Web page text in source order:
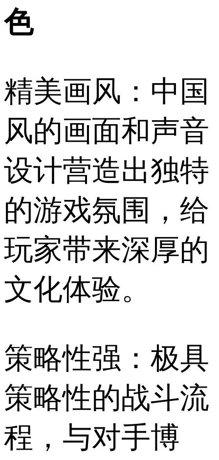
色
精美画风：中国
风的画面和声音
设计营造出独特
的游戏氛围，给
玩家带来深厚的
文化体验。
策略性强：极具
策略性的战斗流
程，与对手博